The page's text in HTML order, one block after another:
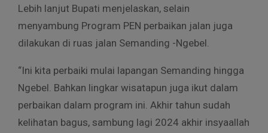
Lebih lanjut Bupati menjelaskan, selain
menyambung Program PEN perbaikan jalan juga
dilakukan di ruas jalan Semanding -Ngebel.
“Ini kita perbaiki mulai lapangan Semanding hingga
Ngebel. Bahkan lingkar wisatapun juga ikut dalam
perbaikan dalam program ini. Akhir tahun sudah
kelihatan bagus, sambung lagi 2024 akhir insyaallah